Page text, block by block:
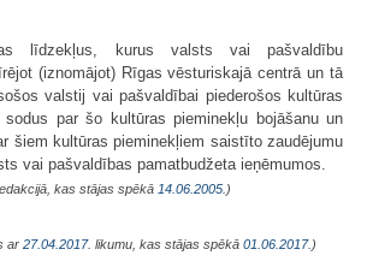
līdzekļus, kurus valsts vai pašvaldību
(iznomājot) Rīgas vēsturiskajā centrā un tā
valstij vai pašvaldībai piederošos kultūras
sodus par šo kultūras pieminekļu bojāšanu un
šiem kultūras pieminekļiem saistīto zaudējumu
vai pašvaldības pamatbudžeta ieņēmumos.
kas stājas spēkā 14.06.2005. )
ar 27.04.2017. likumu, kas stājas spēkā 01.06.2017. )